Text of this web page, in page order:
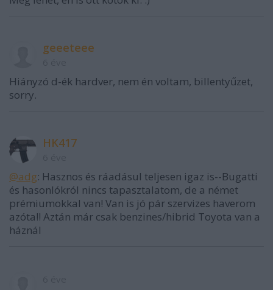
geeeteee
Hiányzó d-ék hardver, nem én voltam, billentyűzet,
sorry.
HK417
@adg: Hasznos és ráadásul teljesen igaz is--Bugatti
és hasonlókról nincs tapasztalatom, de a német
prémiumokkal van! Van is jó pár szervizes haverom
azóta!! Aztán már csak benzines/hibrid Toyota van a
háznál